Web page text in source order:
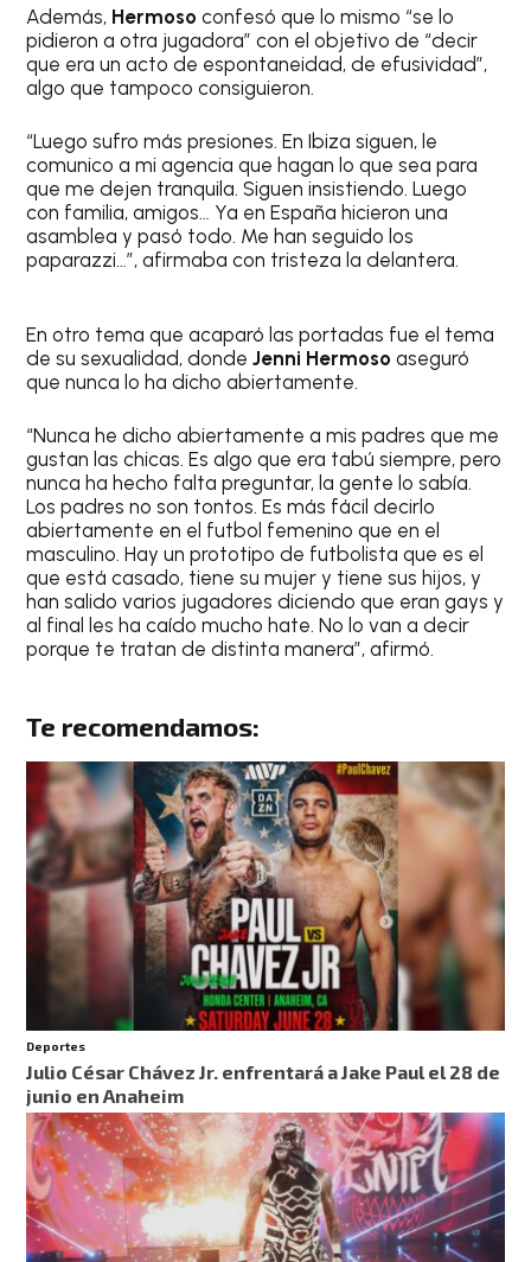
Además, Hermoso confesó que lo mismo “se lo
pidieron a otra jugadora” con el objetivo de “decir
que era un acto de espontaneidad, de efusividad”,
algo que tampoco consiguieron.
“Luego sufro más presiones. En Ibiza siguen, le
comunico a mi agencia que hagan lo que sea para
que me dejen tranquila. Siguen insistiendo. Luego
con familia, amigos… Ya en España hicieron una
asamblea y pasó todo. Me han seguido los
paparazzi…”, afirmaba con tristeza la delantera.
En otro tema que acaparó las portadas fue el tema
de su sexualidad, dondeJenni Hermoso aseguró
que nunca lo ha dicho abiertamente.
“Nunca he dicho abiertamente a mis padres que me
gustan las chicas. Es algo que era tabú siempre, pero
nunca ha hecho falta preguntar, la gente lo sabía.
Los padres no son tontos. Es más fácil decirlo
abiertamente en el futbol femenino que en el
masculino. Hay un prototipo de futbolista que es el
que está casado, tiene su mujer y tiene sus hijos, y
han salido varios jugadores diciendo que eran gays y
al final les ha caído mucho hate. No lo van a decir
porque te tratan de distinta manera”, afirmó.
Te recomendamos:
Deportes
Julio César Chávez Jr. enfrentará a Jake Paul el 28 de
junio en Anaheim